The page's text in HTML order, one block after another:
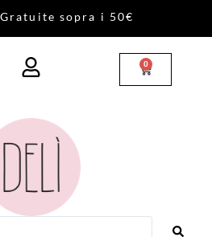
Gratu ite sopra i 50€
0